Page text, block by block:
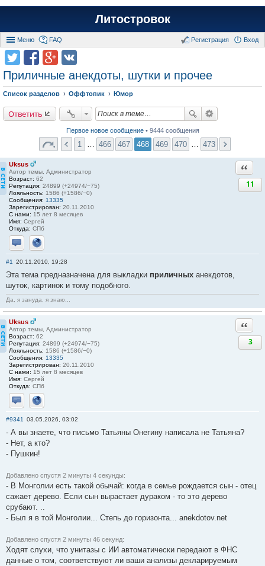
Литостровок
Меню FAQ Вход
Регистрация
Приличные анекдоты, шутки и прочее
Список разделов Оффтопик Юмор
Ответить
Первое новое сообщение• 9444 сообщения
1 466 467 468 469 470 473
Uksus
Автор темы, Администратор
Возраст: 62
Репутация: 24899 (+24974/−75)
Лояльность: 1586 (+1586/−0)
Сообщения: 13335
Зарегистрирован: 20.11.2010
С нами: 15 лет 8 месяцев
Имя: Сергей
Откуда: СПб
Отправить личное сообщение
Сайт
11
#1 20.11.2010, 19:28
Эта тема предназначена для выкладки приличных анекдотов,
шуток, картинок и тому подобного.
Да, я зануда, я знаю...
Uksus
Автор темы, Администратор
Возраст: 62
Репутация: 24899 (+24974/−75)
Лояльность: 1586 (+1586/−0)
Сообщения: 13335
Зарегистрирован: 20.11.2010
С нами: 15 лет 8 месяцев
Имя: Сергей
Откуда: СПб
Отправить личное сообщение
Сайт
3
#9341 03.05.2026, 03:02
- А вы знаете, что письмо Татьяны Онегину написала не Татьяна?
- Нет, а кто?
- Пушкин!
Добавлено спустя 2 минуты 4 секунды:
- В Монголии есть такой обычай: когда в семье рождается сын - отец
сажает дерево. Если сын вырастает дураком - то это дерево
срубают. ..
- Был я в той Монголии... Степь до горизонта... anekdotov.net
Добавлено спустя 2 минуты 46 секунд:
Ходят слухи, что унитазы с ИИ автоматически передают в ФНС
данные о том, соответствуют ли ваши анализы декларируемым